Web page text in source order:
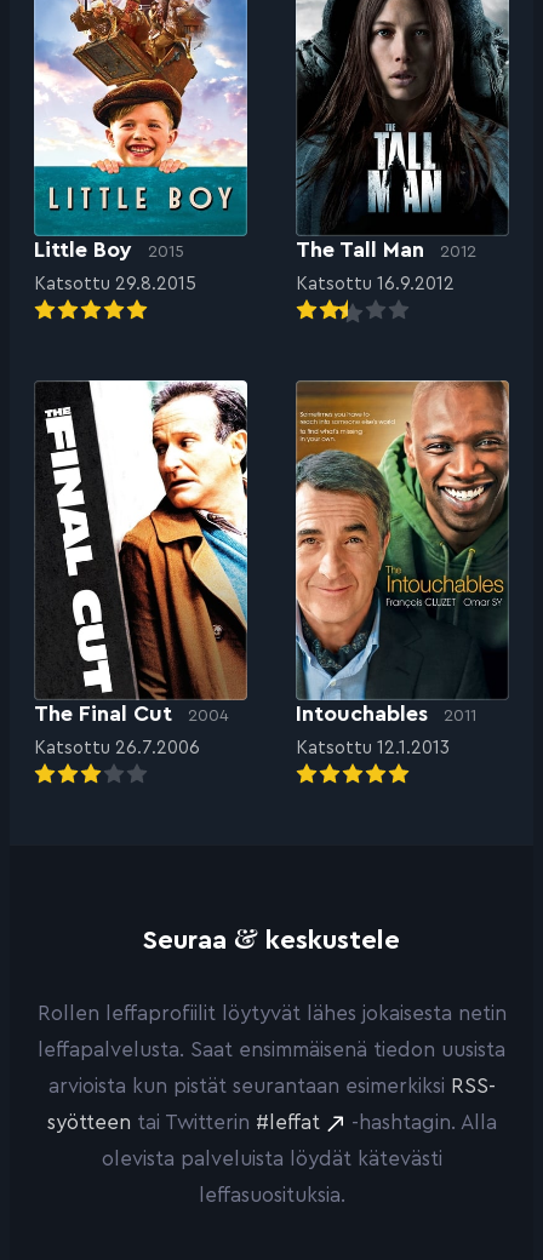
Little Boy 2015
Katsottu 29.8.2015
The Tall Man 2012
Katsottu 16.9.2012
The Final Cut 2004
Katsottu 26.7.2006
Intouchables 2011
Katsottu 12.1.2013
Seuraa & keskustele
Rollen leffaprofiilit löytyvät lähes jokaisesta netin
leffapalvelusta. Saat ensimmäisenä tiedon uusista
arvioista kun pistät seurantaan esimerkiksi RSS-
syötteen tai Twitterin #leffat
-hashtagin. Alla
olevista palveluista löydät kätevästi
leffasuosituksia.